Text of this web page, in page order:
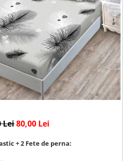
cu
Lei80,00 Lei
+ 2 Fete de perna: